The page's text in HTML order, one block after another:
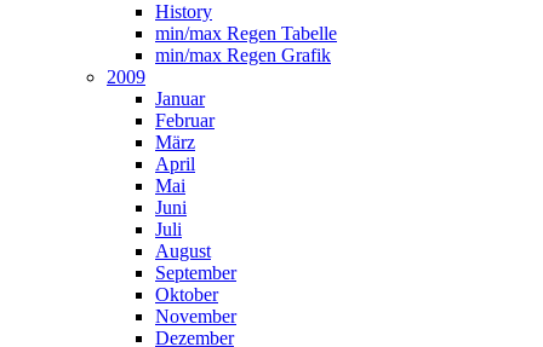
History
min/max Regen Tabelle
min/max Regen Grafik
2009
Januar
Februar
März
April
Mai
Juni
Juli
August
September
Oktober
November
Dezember